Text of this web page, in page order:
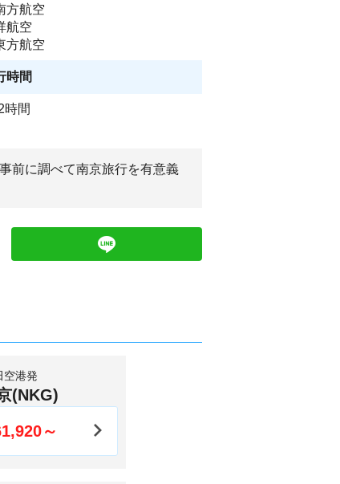
方航空
航空
方航空
時間
時間
前に調べて南京旅行を有意義
空港発
(NKG)
～